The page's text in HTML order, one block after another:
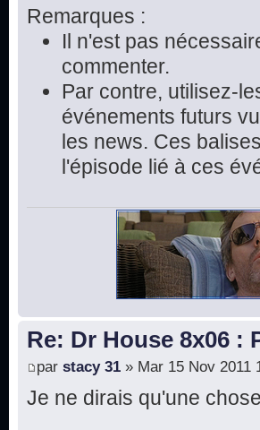
Remarques :
Il n'est pas
commenter.
Par contre, utilisez-
événements futurs
les news. Ces
l'épisode lié à ces
Re: Dr House 8x06 :
par stacy 31 » Mar 15 Nov 2011
Je ne dirais qu'une